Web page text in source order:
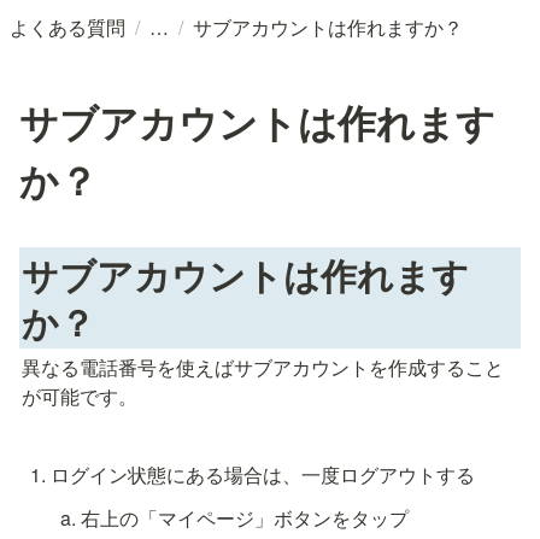
よくある質問 / / サブアカウントは作れますか？
サブアカウントは作れます
か？
サブアカウントは作れます
か？
異なる電話番号を使えばサブアカウントを作成すること
が可能です。
ログイン状態にある場合は、一度ログアウトする
右上の「マイページ」ボタンをタップ